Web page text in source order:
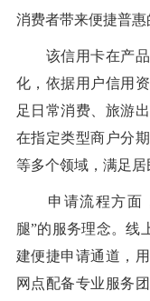
消费者带来便捷普惠
该信用卡在产品
化，依据用户信用
足日常消费、旅游
在指定类型商户分
等多个领域，满足居
申请流程方面，
腿”的服务理念。线
建便捷申请通道，
网点配备专业服务